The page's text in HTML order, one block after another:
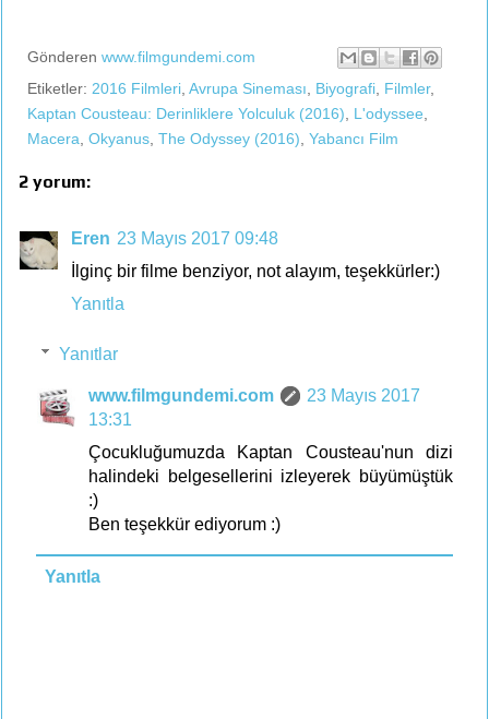
Gönderen www.filmgundemi.com
Etiketler: 2016 Filmleri Avrupa Sineması Biyografi Filmler,
Kaptan Cousteau: Derinliklere Yolculuk (2016)
L'odyssee
Macera Okyanus The Odyssey (2016) Yabancı Film
2 yorum:
Eren 23 Mayıs 2017 09:48
İlginç bir filme benziyor, not alayım, teşekkürler:)
Yanıtla
Yanıtlar
www.filmgundemi.com
23 Mayıs 2017
13:31
Çocukluğumuzda Kaptan Cousteau'nun dizi
halindeki belgesellerini izleyerek büyümüştük
:)
Ben teşekkür ediyorum :)
Yanıtla